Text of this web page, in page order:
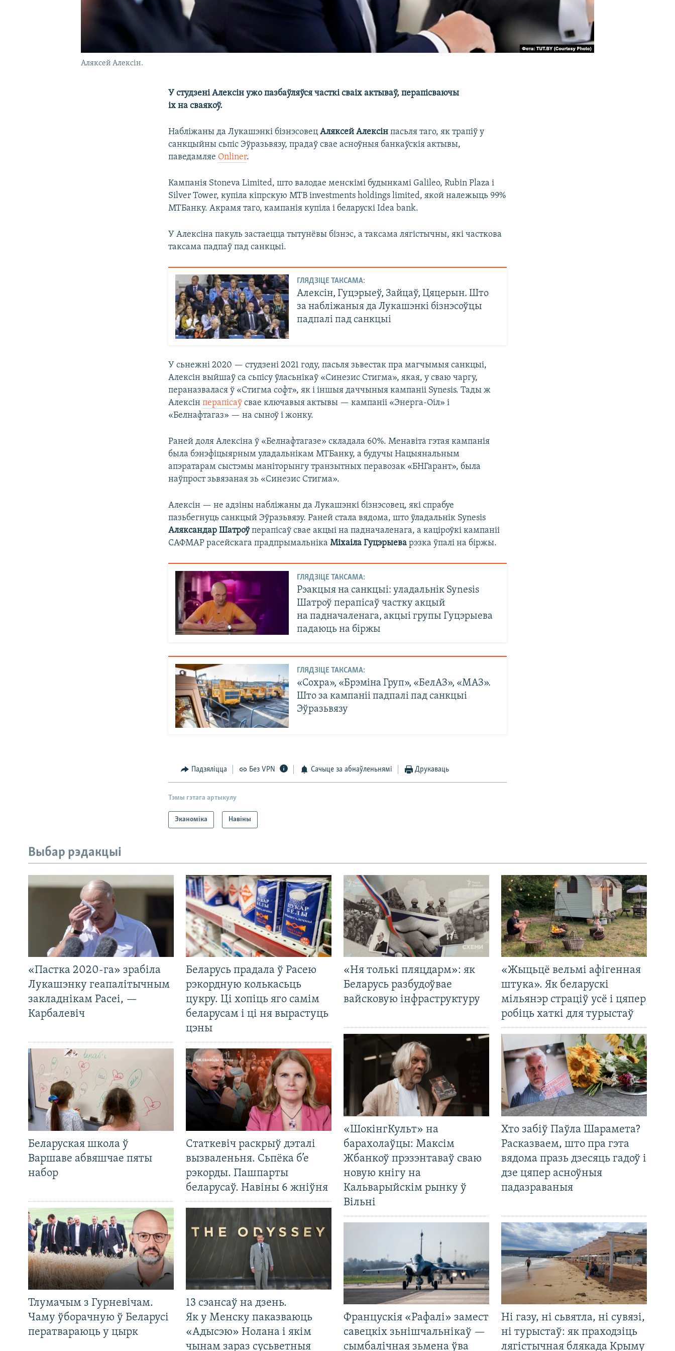
Аляксей Алексін.
У студзені Алексін ужо пазбаўляўся часткі сваіх актываў, перапісваючы
іх на сваякоў.
Набліжаны да Лукашэнкі бізнэсовецАляксей Алексін пасьля таго, як трапіў у
санкцыйны сьпіс Эўразьвязу, прадаў свае асноўныя банкаўскія актывы,
паведамляе Onliner.
Кампанія Stoneva Limited, што валодае менскімі будынкамі Galileo, Rubin Plaza і
Silver Tower, купіла кіпрскую MTB investments holdings limited, якой належыць 99%
МТБанку. Акрамя таго, кампанія купіла і беларускі Idea bank.
У Алексіна пакуль застаецца тытунёвы бізнэс, а таксама лягістычны, які часткова
таксама падпаў пад санкцыі.
ГЛЯДЗІЦЕ ТАКСАМА:
Алексін, Гуцэрыеў, Зайцаў, Цяцерын. Што
за набліжаныя да Лукашэнкі бізнэсоўцы
падпалі пад санкцыі
У сьнежні 2020 — студзені 2021 году, пасьля зьвестак пра магчымыя санкцыі,
Алексін выйшаў са сьпісу ўласьнікаў «Синезис Стигма», якая, у сваю чаргу,
пераназвалася ў «Стигма софт», як і іншыя даччыныя кампаніі Synesis. Тады ж
Алексінперапісаў свае ключавыя актывы — кампаніі «Энерга-Оіл» і
«Белнафтагаз» — на сыноў і жонку.
Раней доля Алексіна ў «Белнафтагазе» складала 60%. Менавіта гэтая кампанія
была бэнэфіцыярным уладальнікам МТБанку, а будучы Нацыянальным
апэратарам сыстэмы маніторынгу транзытных перавозак «БНГарант», была
наўпрост зьвязаная зь «Синезис Стигма».
Алексін — не адзіны набліжаны да Лукашэнкі бізнэсовец, які спрабуе
пазьбегнуць санкцый Эўразьвязу. Раней стала вядома, што ўладальнік Synesis
Аляксандар Шатроўперапісаў свае акцыі на падначаленага, а каціроўкі кампаніі
САФМАР расейскага прадпрымальнікаМіхаіла Гуцэрыева рэзка ўпалі на біржы.
ГЛЯДЗІЦЕ ТАКСАМА:
Рэакцыя на санкцыі: уладальнік Synesis
Шатроў перапісаў частку акцый
на падначаленага, акцыі групы Гуцэрыева
падаюць на біржы
ГЛЯДЗІЦЕ ТАКСАМА:
«Сохра», «Брэміна Груп», «БелАЗ», «МАЗ».
Што за кампаніі падпалі пад санкцыі
Эўразьвязу
Падзяліцца Без VPN Сачыце за абнаўленьнямі Друкаваць
Тэмы гэтага артыкулу
Эканоміка Навіны
Выбар рэдакцыі
«Пастка 2020-га» зрабіла
Лукашэнку геапалітычным
закладнікам Расеі, —
Карбалевіч
Беларусь прадала ў Расею
рэкордную колькасьць
цукру. Ці хопіць яго самім
беларусам і ці ня вырастуць
цэны
Беларуская школа ў
Варшаве абвяшчае пяты
набор
Статкевіч раскрыў дэталі
вызваленьня. Сьпёка б’е
рэкорды. Пашпарты
беларусаў. Навіны 6 жніўня
Тлумачым з Гурневічам.
Чаму ўборачную ў Беларусі
ператвараюць у цырк
13 сэансаў на дзень.
Як у Менску паказваюць
«Адысэю» Нолана і якім
чынам зараз сусьветныя
«Ня толькі пляцдарм»: як
Беларусь разбудоўвае
вайсковую інфраструктуру
«Жыцьцё вельмі афігенная
штука». Як беларускі
мільянэр страціў усё і цяпер
робіць хаткі для турыстаў
«ШокінгКульт» на
барахолаўцы: Максім
Жбанкоў прэзэнтаваў сваю
новую кнігу на
Кальварыйскім рынку ў
Вільні
Хто забіў Паўла Шарамета?
Расказваем, што пра гэта
вядома празь дзесяць гадоў і
дзе цяпер асноўныя
падазраваныя
Францускія «Рафалі» замест
савецкіх зьнішчальнікаў —
сымбалічная зьмена ўва
Ні газу, ні сьвятла, ні сувязі,
ні турыстаў: як праходзіць
лягістычная блякада Крыму